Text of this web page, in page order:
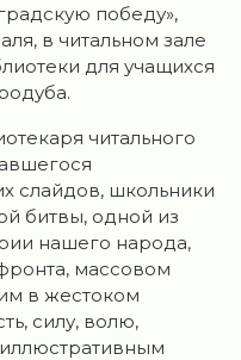
победу»,
в читальном зале
для учащихся
читального
слайдов, школьники
битвы, одной из
нашего народа,
массовом
в жестоком
силу, волю,